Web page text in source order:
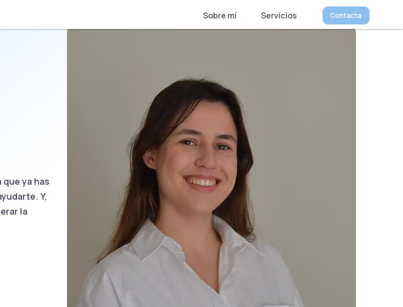
Sobre mí Servicios Contacta
ya has
Y,
la